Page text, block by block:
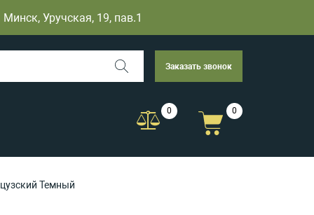
Минск, Уручская, 19, пав.1
Заказать звонок
0 0
Темный